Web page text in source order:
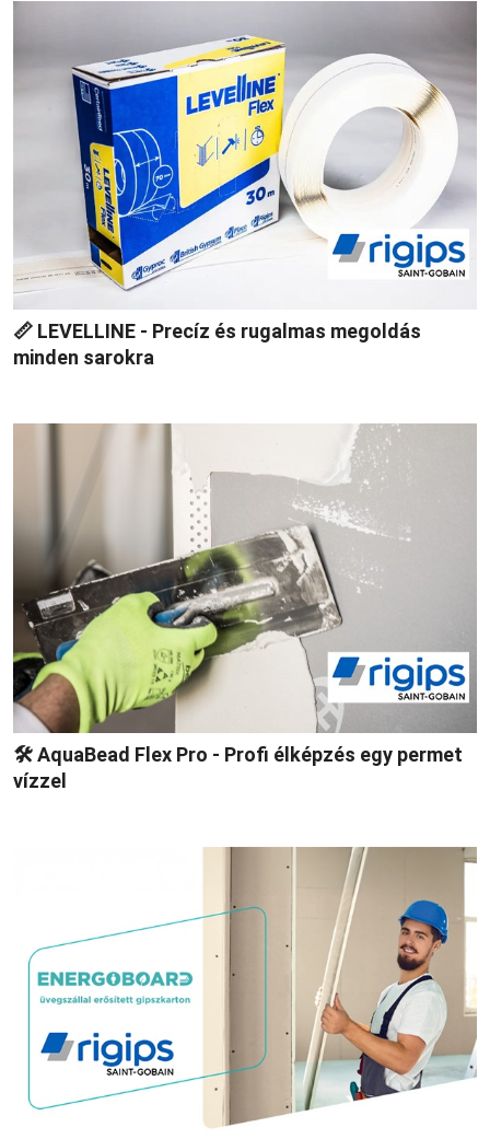
📏 LEVELLINE - Precíz és rugalmas megoldás
minden sarokra
🛠 AquaBead Flex Pro - Profi élképzés egy permet
vízzel